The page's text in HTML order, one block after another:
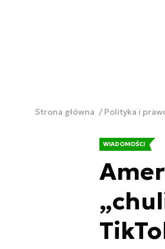
Strona główna Polityka i
WIADOMOŚCI